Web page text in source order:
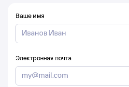
Ваше имя
Электронная почта